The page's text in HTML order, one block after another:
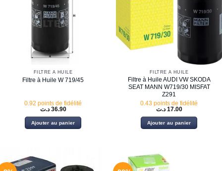
FILTRE À HUILE
Filtre à Huile W 719/45
0.92 points de fidélité
36.90 د.ت
Ajouter au panier
FILTRE À HUILE
Filtre à Huile AUDI VW SKODA
SEAT MANN W719/30 MISFAT
Z291
0.43 points de fidélité
17.00 د.ت
Ajouter au panier